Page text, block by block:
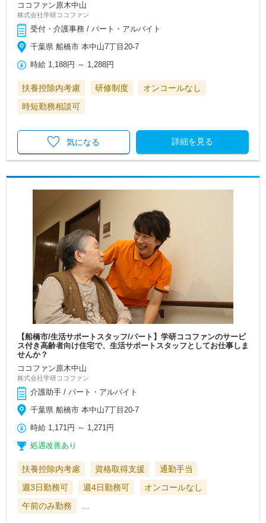
ココファン原木中山
株式会社学研ココファン
受付・介護事務 / パート・アルバイト
千葉県 船橋市 本中山7丁目20-7
時給 1,188円 ～ 1,288円
扶養控除内考慮 研修制度
オンコールなし
時短勤務相談可
詳細を見る
気になる
【船橋市/生活サポートスタッフ/パート】学研ココファンのサービ
ス付き高齢者向け住宅で、生活サポートスタッフとしてお仕事しま
せんか？
ココファン原木中山
株式会社学研ココファン
介護助手 / パート・アルバイト
千葉県 船橋市 本中山7丁目20-7
時給 1,171円 ～ 1,271円
処遇改善あり
扶養控除内考慮 資格取得支援
通勤手当
週3日勤務可
週4日勤務可
オンコールなし
午前のみ勤務